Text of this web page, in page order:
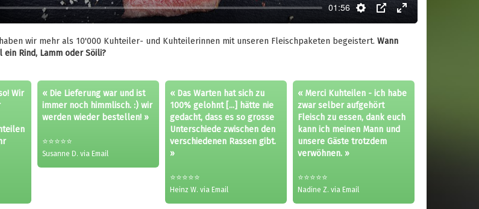
01:56
Enter
wir mehr als 10'000 Kuhteiler- und Kuhteilerinnen mit unseren Fleischpaketen begeistert. Wann
Rind, Lamm oder Söili?
Wir
« Die Lieferung war und ist
immer noch himmlisch. :) wir
werden wieder bestellen! »
⭐⭐⭐⭐⭐
Susanne D. via Email
« Das Warten hat sich zu
100% gelohnt [...] hätte nie
gedacht, dass es so grosse
Unterschiede zwischen den
verschiedenen Rassen gibt.
»
⭐⭐⭐⭐⭐
Heinz W. via Email
« Merci Kuhteilen - ich habe
zwar selber aufgehört
Fleisch zu essen, dank euch
kann ich meinen Mann und
unsere Gäste trotzdem
verwöhnen. »
⭐⭐⭐⭐⭐
Nadine Z. via Email